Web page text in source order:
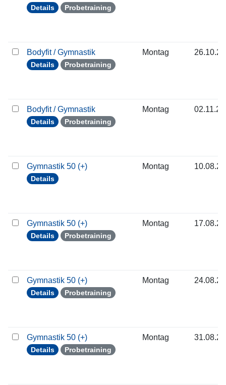
Details Probetraining
Bodyfit / Gymnastik
Details Probetraining
Montag
Bodyfit / Gymnastik
Details Probetraining
Montag
Gymnastik 50 (+)
Details
Montag
Gymnastik 50 (+)
Details Probetraining
Montag
Gymnastik 50 (+)
Details Probetraining
Montag
Gymnastik 50 (+)
Details Probetraining
Montag